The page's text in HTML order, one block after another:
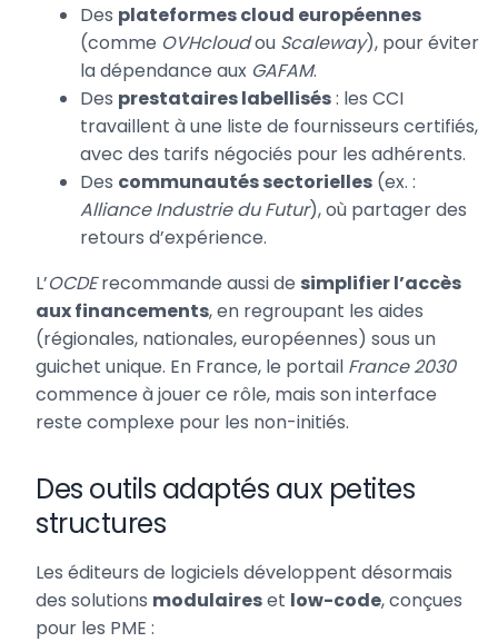
Des plateformes cloud européennes
(comme OVHcloudou Scaleway), pour éviter
la dépendance aux GAFAM.
Des prestataires labellisés: les CCI
travaillent à une liste de fournisseurs certifiés,
avec des tarifs négociés pour les adhérents.
Des communautés sectorielles (ex. :
Alliance Industrie du Futur), où partager des
retours d’expérience.
L’OCDErecommande aussi de simplifier l’accès
aux financements, en regroupant les aides
(régionales, nationales, européennes) sous un
guichet unique. En France, le portail France 2030
commence à jouer ce rôle, mais son interface
reste complexe pour les non-initiés.
Des outils adaptés aux petites
structures
Les éditeurs de logiciels développent désormais
des solutions modulaireset low-code, conçues
pour les PME :